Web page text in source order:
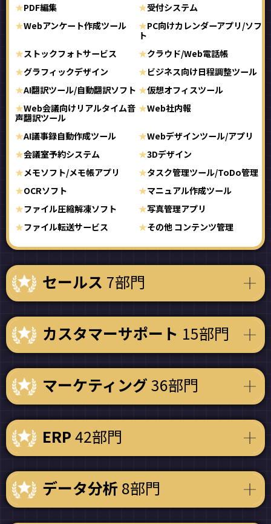
PDF編集
受付システム
Webアンケート作成ツール
PC向けカレンダーアプリ/ソフ
ト
ストックフォトサービス
クラウド/Web電話帳
グラフィックデザイン
ビジネス向け日程調整ツール
AI翻訳ツール/自動翻訳ソフト
仮想オフィスツール
Web会議向けリアルタイム音
声翻訳ツール
Web社内報
AI議事録自動作成ツール
Webデザインツール/アプリ
会議室予約システム
3Dデザイン
メモソフト/メモ帳アプリ
タスク管理ツール/ToDo管理
OCRソフト
マニュアル作成ツール
ファイル圧縮解凍ソフト
写真管理アプリ
ファイル転送サービス
その他 コンテンツ管理
セールス 7部門
カスタマーサポート 15部門
マーケティング36部門
ERP42部門
データ分析8部門